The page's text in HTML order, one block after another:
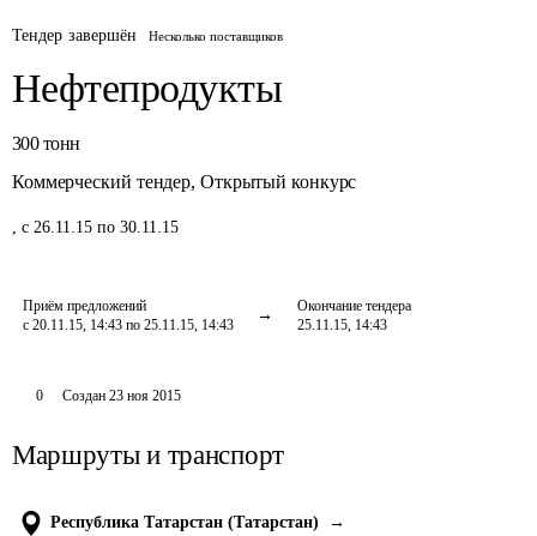
Тендер завершён Несколько поставщиков
Нефтепродукты
300 тонн
Коммерческий тендер, Открытый конкурс
, с 26.11.15 по 30.11.15
Приём предложений
с 20.11.15, 14:43 по 25.11.15, 14:43
Окончание тендера
25.11.15, 14:43
0 Создан 23 ноя 2015
Маршруты и транспорт
Республика Татарстан (Татарстан)
→